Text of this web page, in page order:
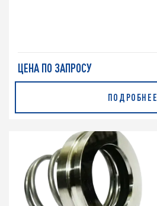
ЦЕНА ПО ЗАПРОСУ
ПОДРОБНЕЕ